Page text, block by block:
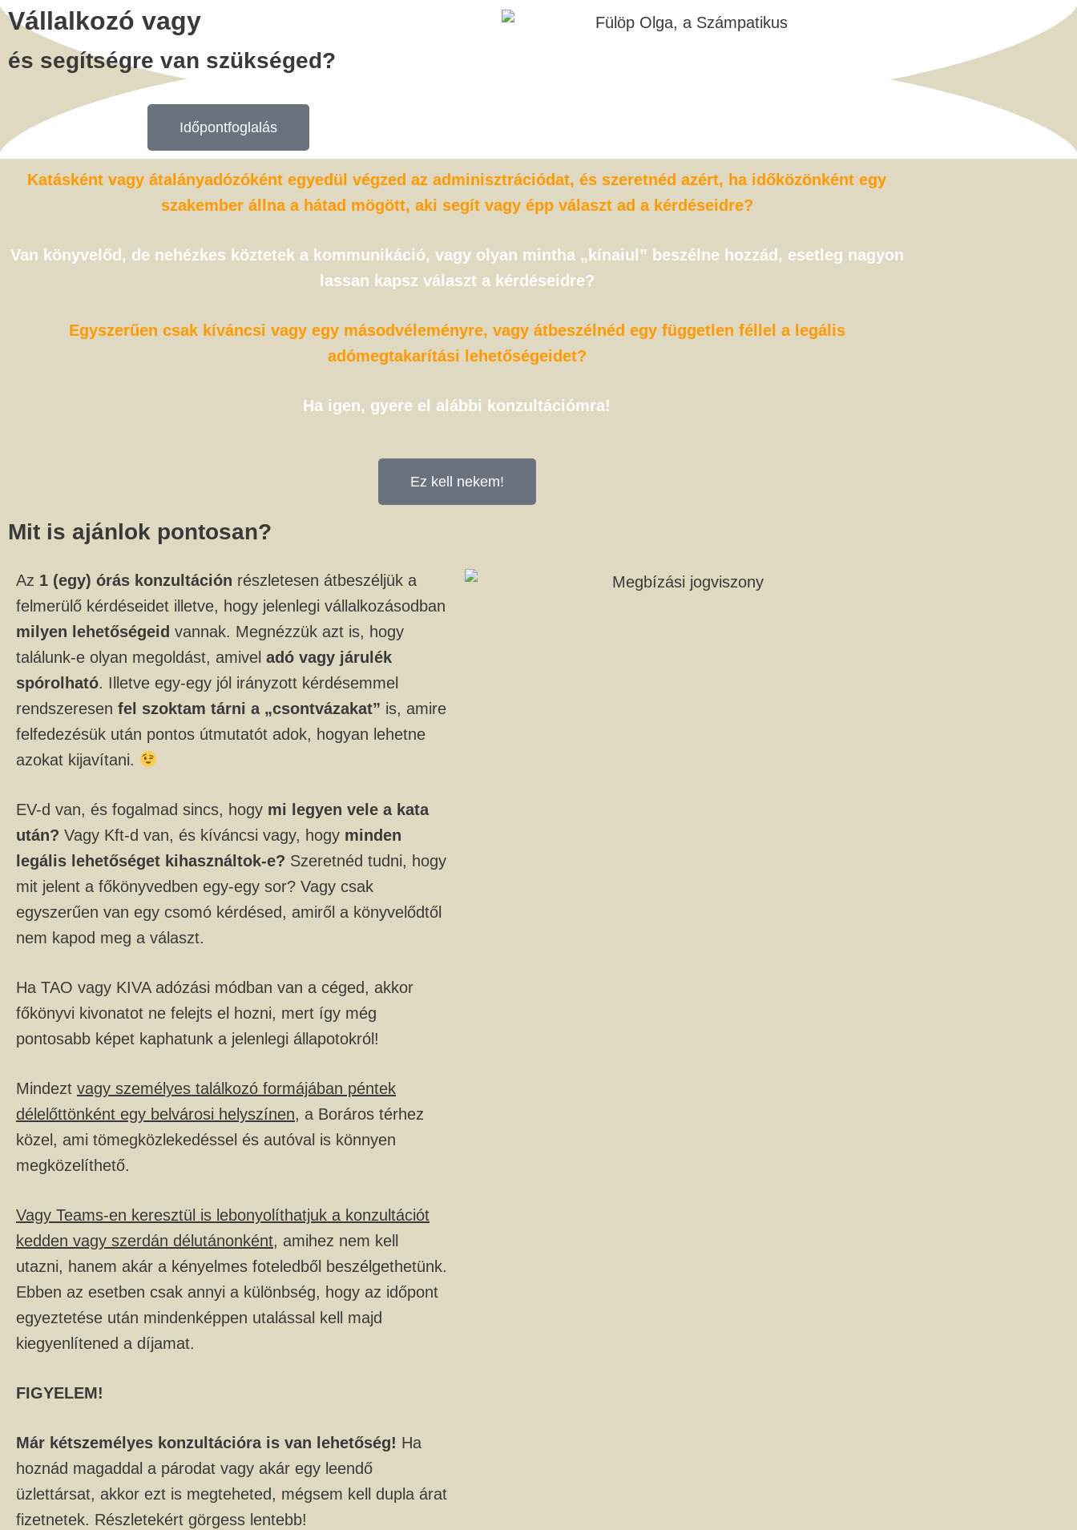
Vállalkozó vagy
és segítségre van szükséged?
Időpontfoglalás
Katásként vagy átalányadózóként egyedül végzed az adminisztrációdat, és szeretnéd azért, ha időközönként egy
szakember állna a hátad mögött, aki segít vagy épp választ ad a kérdéseidre?
Van könyvelőd, de nehézkes köztetek a kommunikáció, vagy olyan mintha „kínaiul” beszélne hozzád, esetleg nagyon
lassan kapsz választ a kérdéseidre?
Egyszerűen csak kíváncsi vagy egy másodvéleményre, vagy átbeszélnéd egy független féllel a legális
adómegtakarítási lehetőségeidet?
Ha igen, gyere el alábbi konzultációmra!
Ez kell nekem!
Mit is ajánlok pontosan?
Az 1 (egy) órás konzultáción részletesen átbeszéljük a
felmerülő kérdéseidet illetve, hogy jelenlegi vállalkozásodban
milyen lehetőségeid vannak. Megnézzük azt is, hogy
találunk-e olyan megoldást, amivel adó vagy járulék
spórolható. Illetve egy-egy jól irányzott kérdésemmel
rendszeresen fel szoktam tárni a „csontvázakat” is, amire
felfedezésük után pontos útmutatót adok, hogyan lehetne
azokat kijavítani.
EV-d van, és fogalmad sincs, hogy mi legyen vele a kata
után? Vagy Kft-d van, és kíváncsi vagy, hogy minden
legális lehetőséget kihasználtok-e? Szeretnéd tudni, hogy
mit jelent a főkönyvedben egy-egy sor? Vagy csak
egyszerűen van egy csomó kérdésed, amiről a könyvelődtől
nem kapod meg a választ.
Ha TAO vagy KIVA adózási módban van a céged, akkor
főkönyvi kivonatot ne felejts el hozni, mert így még
pontosabb képet kaphatunk a jelenlegi állapotokról!
Mindezt vagy személyes találkozó formájában péntek
délelőttönként egy belvárosi helyszínen, a Boráros térhez
közel, ami tömegközlekedéssel és autóval is könnyen
megközelíthető.
Vagy Teams-en keresztül is lebonyolíthatjuk a konzultációt
kedden vagy szerdán délutánonként, amihez nem kell
utazni, hanem akár a kényelmes foteledből beszélgethetünk.
Ebben az esetben csak annyi a különbség, hogy az időpont
egyeztetése után mindenképpen utalással kell majd
kiegyenlítened a díjamat.
FIGYELEM!
Már kétszemélyes konzultációra is van lehetőség! Ha
hoznád magaddal a párodat vagy akár egy leendő
üzlettársat, akkor ezt is megteheted, mégsem kell dupla árat
fizetnetek. Részletekért görgess lentebb!